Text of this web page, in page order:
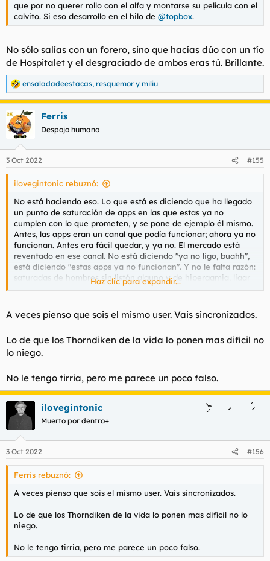
que por no querer rollo con el alfa y montarse su película con el
calvito. Si eso desarrollo en el hilo de @topbox.
No sólo salías con un forero, sino que hacías dúo con un tío
de Hospitalet y el desgraciado de ambos eras tú. Brillante.
R
e
a
c
c
e
s
ensaladadeestacas, resquemor y miliu
Ferris
Despojo humano
3 Oct 2022 #155
ilovegintonic rebuznó:
No está haciendo eso. Lo que está es diciendo que ha llegado
un punto de saturación de apps en las que estas ya no
cumplen con lo que prometen, y se pone de ejemplo él mismo.
Antes, las apps eran un canal que podía funcionar; ahora ya no
funcionan. Antes era fácil quedar, y ya no. El mercado está
reventado en ese canal. No está diciendo "ya no ligo, buahh",
está diciendo "estas apps ya no funcionan". Y no le falta razón:
saturadas de hombres sin listón alguno y de hipergamia, ligar
en Tinder hoy es cosa mucho más difícil para cualquiera que
ahora las tías quieren uno con su físico mínimo o si no nada, y
como a esos ahí les tienes diciendo que sí a todo, pues todo lo
A ti lo que te pasa con@Sureñoes que le tienes tirria porque
te dice las verdades de tu miserable existencia a la puta cara,
igual que te está empezando a pasar conmigo también. Mata
al mensajero, adelante, y no escuches el mensaje. Ya verás qué
bien te va a ir con tu próxima no-cita sin follar con una
gorda/tarada de ciento veinte kilos diez años más vieja que tú
que te ha hecho encima ir a buscarla a tomar por culo de
donde estás tú porque le da pereza moverse.
Haz clic para expandir...
A veces pienso que sois el mismo user. Vais sincronizados.
Lo de que los Thorndiken de la vida lo ponen mas difícil no
lo niego.
No le tengo tirria, pero me parece un poco falso.
ilovegintonic
Muerto por dentro+
3 Oct 2022 #156
Ferris rebuznó:
A veces pienso que sois el mismo user. Vais sincronizados.
Lo de que los Thorndiken de la vida lo ponen mas difícil no lo
niego.
No le tengo tirria, pero me parece un poco falso.